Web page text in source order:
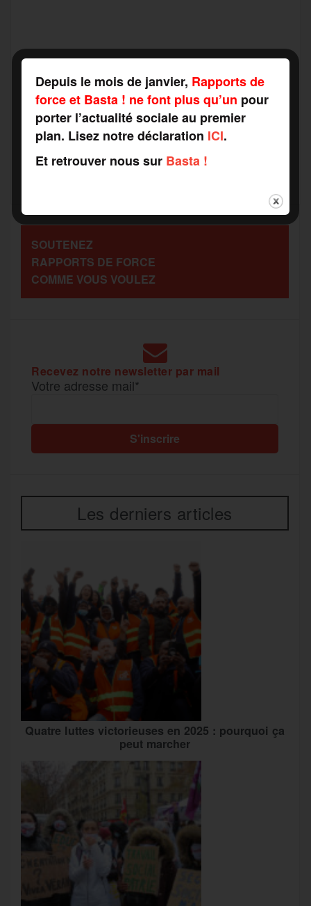
a
c
e
b
o
k
w
i
t
t
m
a
i
l
e
s
s
e
l
P
a
r
a
g
e
SOUTENEZ
RAPPORTS DE FORCE
COMME VOUS VOULEZ
Recevez notre newsletter par mail
Votre adresse mail*
Les derniers articles
Quatre luttes victorieuses en 2025 : pourquoi ça
peut marcher
Depuis le mois de janvier, Rapports de
force et Basta ! ne font plus qu’un pour
porter l’actualité sociale au premier
plan. Lisez notre déclaration ICI.
Et retrouver nous sur Basta !